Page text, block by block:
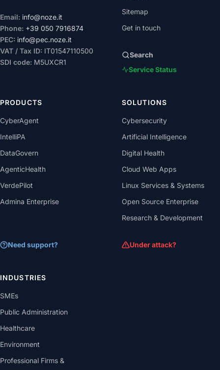
Email: info@noze.it
Phone: +39 050 7916874
PEC: info@pec.noze.it
VAT / Tax ID: IT01547110500
SDI code: M5UXCR1
Sitemap
Get in touch
Search
Service Status
PRODUCTS
CyberAgent
IntelliPA
DataGovern
AgenticHealth
VerdePilot
Admina Enterprise
Need support?
SOLUTIONS
Cybersecurity
Artificial Intelligence
Digital Health
Cloud Web Apps
Linux Services & Systems
Open Source Enterprise
Research & Development
Under attack?
INDUSTRIES
SMEs
Public Administration
Healthcare
Environment
Professional Firms &